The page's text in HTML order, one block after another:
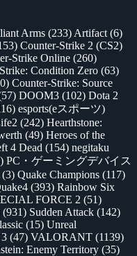
Arms (233) Artifact (6)
Counter-Strike 2 (CS2)
Strike Online (260)
Condition Zero (63)
Counter-Strike: Source
DOOM3 (102) Dota 2
esports(eスポーツ)
(242) Hearthstone:
(49) Heroes of the
4 Dead (154) negitaku
PC・ゲーミングデバイス
(3) Quake Champions (117)
(393) Rainbow Six
FORCE 2 (51)
(931) Sudden Attack (142)
(15) Unreal
(47) VALORANT (1139)
Enemy Territory (35)